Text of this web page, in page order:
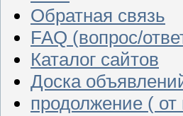
Обратная связь
FAQ (вопрос/
Каталог сайтов
Доска
продолжение ( от